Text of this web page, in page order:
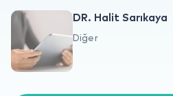
Hakkımızda
DR. Halit Sarıkaya
Diğer